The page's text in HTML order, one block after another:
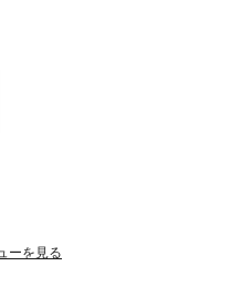
ーを見る